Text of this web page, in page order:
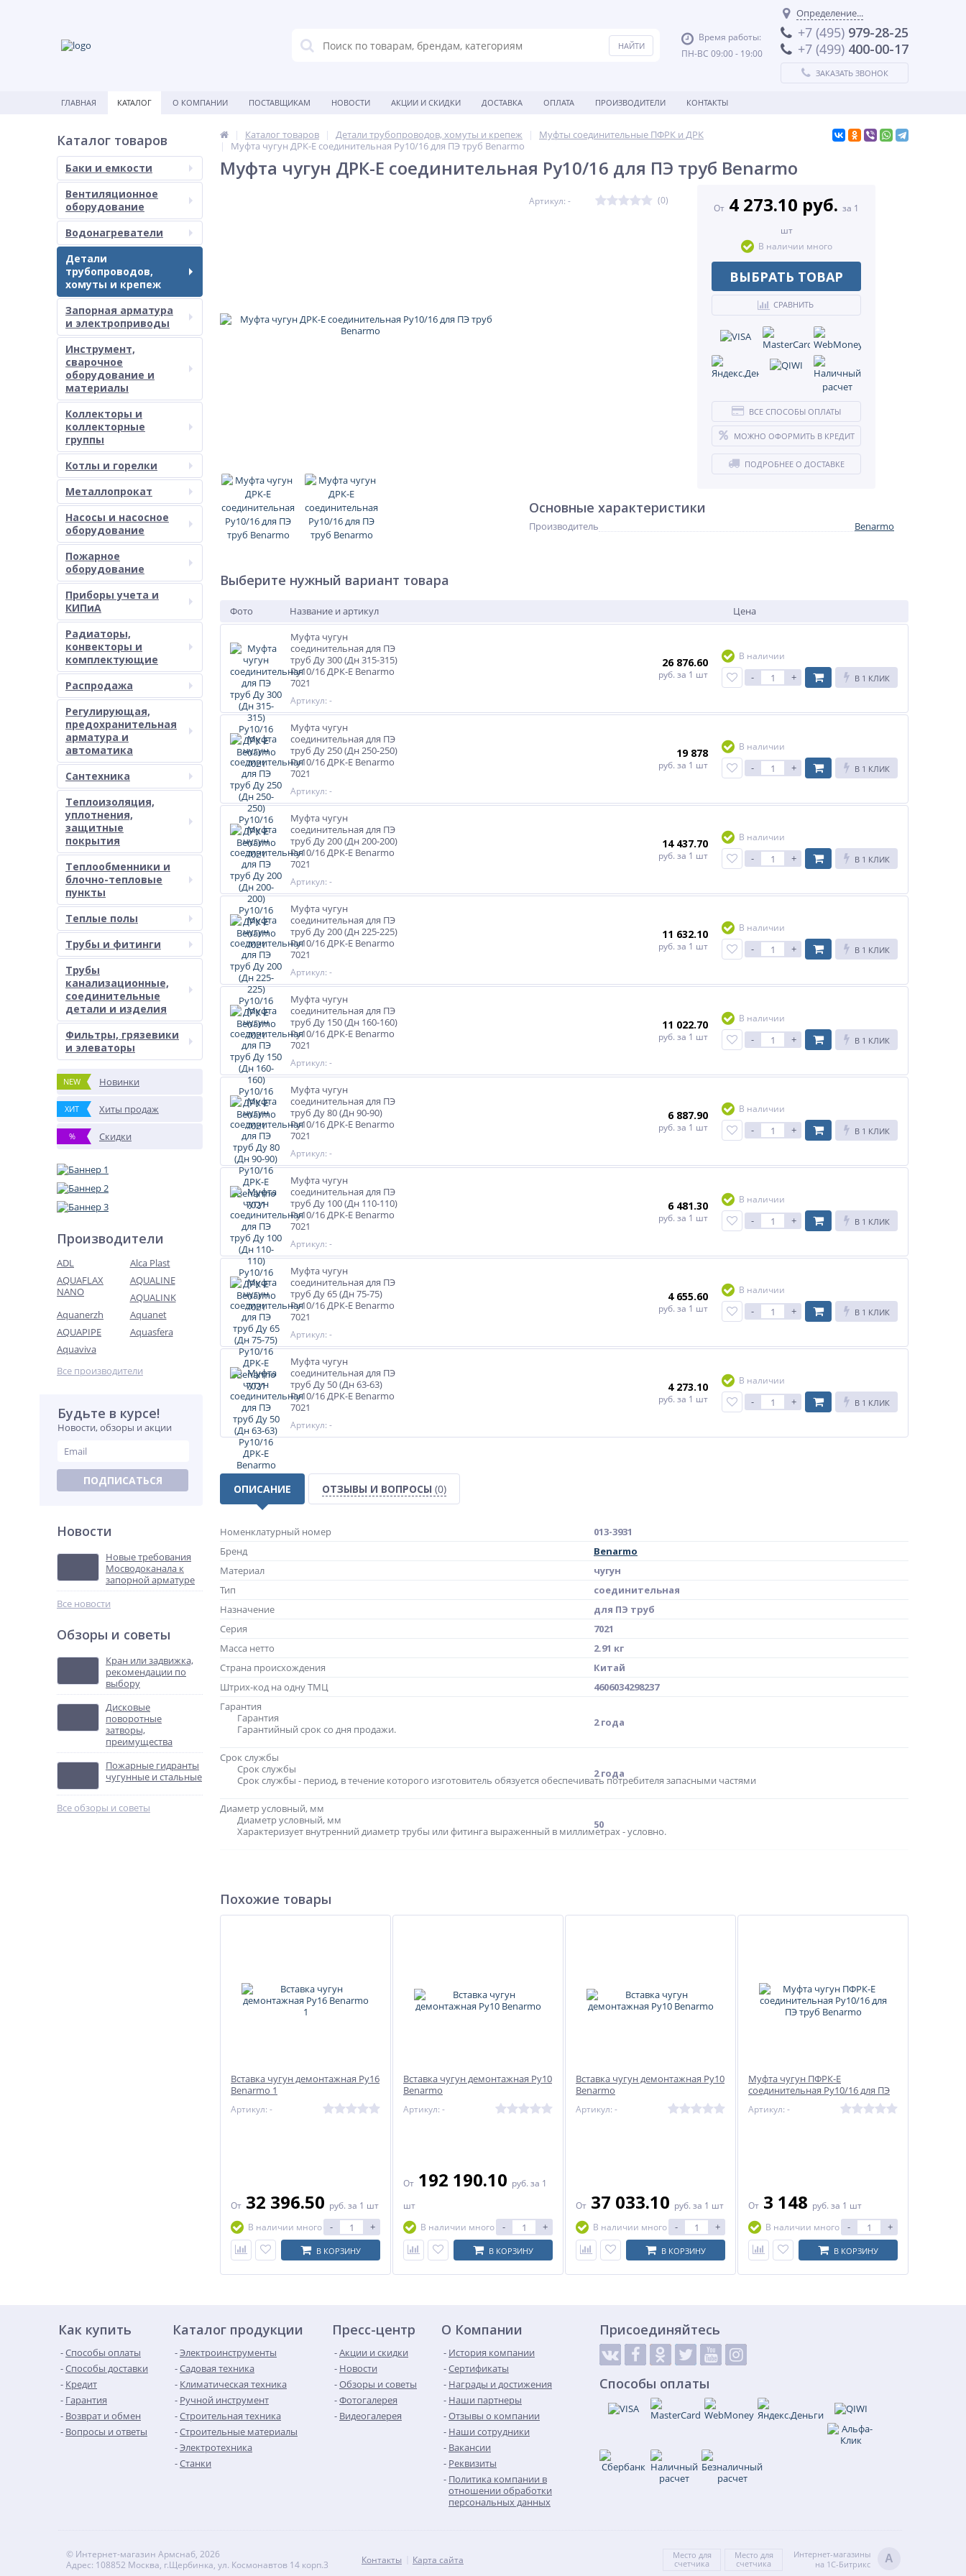
Время работы:
ПН-ВС 09:00 - 19:00
Определение...
+7 (495) 979-28-25
+7 (499) 400-00-17
ЗАКАЗАТЬ ЗВОНОК
ГЛАВНАЯ КАТАЛОГ О КОМПАНИИ ПОСТАВЩИКАМ НОВОСТИ АКЦИИ И СКИДКИ ДОСТАВКА ОПЛАТА ПРОИЗВОДИТЕЛИ КОНТАКТЫ
Каталог товаров
Баки и емкости
Вентиляционное
оборудование
Водонагреватели
Детали
трубопроводов,
хомуты и крепеж
Запорная арматура
и электроприводы
Инструмент,
сварочное
оборудование и
материалы
Коллекторы и
коллекторные
группы
Котлы и горелки
Металлопрокат
Насосы и насосное
оборудование
Пожарное
оборудование
Приборы учета и
КИПиА
Радиаторы,
конвекторы и
комплектующие
Распродажа
Регулирующая,
предохранительная
арматура и
автоматика
Сантехника
Теплоизоляция,
уплотнения,
защитные
покрытия
Теплообменники и
блочно-тепловые
пункты
Теплые полы
Трубы и фитинги
Трубы
канализационные,
соединительные
детали и изделия
Фильтры, грязевики
и элеваторы
NEW Новинки
ХИТ Хиты продаж
% Скидки
Производители
ADL
Alca Plast
AQUAFLAX
NANO
AQUALINE
AQUALINK
Aquanerzh
Aquanet
AQUAPIPE
Aquasfera
Aquaviva
Все производители
Будьте в курсе!
Новости, обзоры и акции
ПОДПИСАТЬСЯ
Новости
Новые требования
Мосводоканала к
запорной арматуре
Все новости
Обзоры и советы
Кран или задвижка,
рекомендации по
выбору
Дисковые
поворотные
затворы,
преимущества
Пожарные гидранты
чугунные и стальные
Все обзоры и советы
Каталог товаров Детали трубопроводов, хомуты и крепеж
Муфты соединительные ПФРК и ДРК
Муфта чугун ДРК-Е соединительная Ру10/16 для ПЭ труб Benarmo
Муфта чугун ДРК-Е соединительная Ру10/16 для ПЭ труб Benarmo
Артикул: - (0)
От 4 273.10 руб. за 1
шт
В наличии много
ВЫБРАТЬ ТОВАР
СРАВНИТЬ
ВСЕ СПОСОБЫ ОПЛАТЫ
МОЖНО ОФОРМИТЬ В КРЕДИТ
ПОДРОБНЕЕ О ДОСТАВКЕ
Основные характеристики
Производитель Benarmo
Выберите нужный вариант товара
Фото Название и артикул
Цена
Муфта чугун
соединительная для ПЭ
труб Ду 300 (Дн 315-315)
Ру10/16 ДРК-Е Benarmo
7021
Артикул: -
26 876.60
руб. за 1 шт
В наличии
- + В 1 КЛИК
Муфта чугун
соединительная для ПЭ
труб Ду 250 (Дн 250-250)
Ру10/16 ДРК-Е Benarmo
7021
Артикул: -
19 878
руб. за 1 шт
В наличии
- + В 1 КЛИК
Муфта чугун
соединительная для ПЭ
труб Ду 200 (Дн 200-200)
Ру10/16 ДРК-Е Benarmo
7021
Артикул: -
14 437.70
руб. за 1 шт
В наличии
- + В 1 КЛИК
Муфта чугун
соединительная для ПЭ
труб Ду 200 (Дн 225-225)
Ру10/16 ДРК-Е Benarmo
7021
Артикул: -
11 632.10
руб. за 1 шт
В наличии
- + В 1 КЛИК
Муфта чугун
соединительная для ПЭ
труб Ду 150 (Дн 160-160)
Ру10/16 ДРК-Е Benarmo
7021
Артикул: -
11 022.70
руб. за 1 шт
В наличии
- + В 1 КЛИК
Муфта чугун
соединительная для ПЭ
труб Ду 80 (Дн 90-90)
Ру10/16 ДРК-Е Benarmo
7021
Артикул: -
6 887.90
руб. за 1 шт
В наличии
- + В 1 КЛИК
Муфта чугун
соединительная для ПЭ
труб Ду 100 (Дн 110-110)
Ру10/16 ДРК-Е Benarmo
7021
Артикул: -
6 481.30
руб. за 1 шт
В наличии
- + В 1 КЛИК
Муфта чугун
соединительная для ПЭ
труб Ду 65 (Дн 75-75)
Ру10/16 ДРК-Е Benarmo
7021
Артикул: -
4 655.60
руб. за 1 шт
В наличии
- + В 1 КЛИК
Муфта чугун
соединительная для ПЭ
труб Ду 50 (Дн 63-63)
Ру10/16 ДРК-Е Benarmo
7021
Артикул: -
4 273.10
руб. за 1 шт
В наличии
- + В 1 КЛИК
ОПИСАНИЕ ОТЗЫВЫ И ВОПРОСЫ (0)
Номенклатурный номер
013-3931
Бренд
Benarmo
Материал
чугун
Тип
соединительная
Назначение
для ПЭ труб
Серия
7021
Масса нетто
2.91 кг
Страна происхождения
Китай
Штрих-код на одну ТМЦ
4606034298237
Гарантия
Гарантия
Гарантийный срок со дня продажи.
2 года
Срок службы
Срок службы
Срок службы - период, в течение которого изготовитель обязуется обеспечивать потребителя запасными частями
2 года
Диаметр условный, мм
Диаметр условный, мм
Характеризует внутренний диаметр трубы или фитинга выраженный в миллиметрах - условно.
50
Похожие товары
Вставка чугун демонтажная Ру16
Benarmo 1
Артикул: -
От 32 396.50 руб. за 1 шт
В наличии много
- +
В КОРЗИНУ
Вставка чугун демонтажная Ру10
Benarmo
Артикул: -
От 192 190.10 руб. за 1
шт
В наличии много
- +
В КОРЗИНУ
Вставка чугун демонтажная Ру10
Benarmo
Артикул: -
От 37 033.10 руб. за 1 шт
В наличии много
- +
В КОРЗИНУ
Муфта чугун ПФРК-Е
соединительная Ру10/16 для ПЭ
Артикул: -
От 3 148 руб. за 1 шт
В наличии много
- +
В КОРЗИНУ
Как купить
Способы оплаты
Способы доставки
Кредит
Гарантия
Возврат и обмен
Вопросы и ответы
Каталог продукции
Электроинструменты
Садовая техника
Климатическая техника
Ручной инструмент
Строительная техника
Строительные материалы
Электротехника
Станки
Пресс-центр
Акции и скидки
Новости
Обзоры и советы
Фотогалерея
Видеогалерея
О Компании
История компании
Сертификаты
Награды и достижения
Наши партнеры
Отзывы о компании
Наши сотрудники
Вакансии
Реквизиты
Политика компании в
отношении обработки
персональных данных
Присоединяйтесь
Способы оплаты
© Интернет-магазин Армснаб, 2026
Адрес: 108852 Москва, г.Щербинка, ул. Космонавтов 14 корп.3
Контакты Карта сайта
Место для
счетчика
Место для
счетчика
Интернет-магазины
на 1С-Битрикс
A